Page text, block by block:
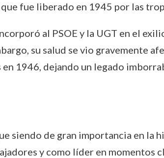
fue liberado en 1945 por las
al PSOE y la UGT en el
su salud se vio gravemente
1946, dejando un legado
siendo de gran importancia en la
y como líder en momentos